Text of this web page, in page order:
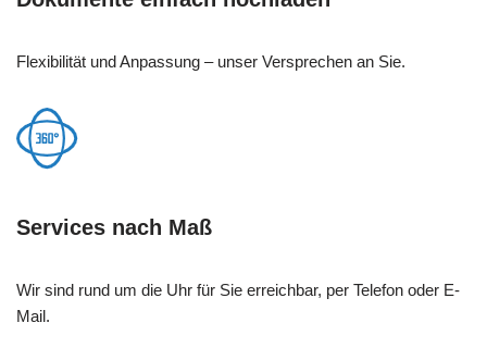
Flexibilität und Anpassung – unser Versprechen an Sie.
Services nach Maß
Wir sind rund um die Uhr für Sie erreichbar, per Telefon oder E-
Mail.